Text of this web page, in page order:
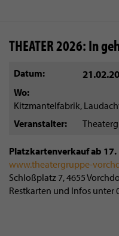
THEATER 2026: In
Datum
Wo
Kitzmantelfabrik,
Veranstalter
Platzkartenverkauf ab
www.theatergruppe-
Schloßplatz 7, 4655
Restkarten und Infos unter